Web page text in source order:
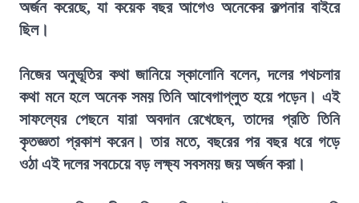
অর্জন করেছে, যা কয়েক বছর আগেও অনেকের কল্পনার বাইরে
ছিল।
নিজের অনুভূতির কথা জানিয়ে স্কালোনি বলেন, দলের পথচলার
কথা মনে হলে অনেক সময় তিনি আবেগাপ্লুত হয়ে পড়েন। এই
সাফল্যের পেছনে যারা অবদান রেখেছেন, তাদের প্রতি তিনি
কৃতজ্ঞতা প্রকাশ করেন। তার মতে, বছরের পর বছর ধরে গড়ে
ওঠা এই দলের সবচেয়ে বড় লক্ষ্য সবসময় জয় অর্জন করা।